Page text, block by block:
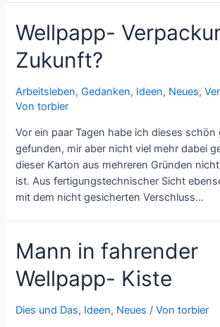
Wellpapp-
Zukunft?
Arbeitsleben,Gedanken, Ideen, Neues,
Vontorbier
Vor ein paar Tagen habe ich dieses schön
gefunden, mir aber nicht viel mehr dabei
dieser Karton aus mehreren Gründen
ist. Aus fertigungstechnischer Sicht
mit dem nicht gesicherten Verschluss…
Mann in fahrender
Wellpapp- Kiste
Dies und Das, Ideen, Neues / Vontorbier